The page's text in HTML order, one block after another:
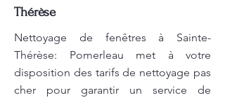
Thérèse
Nettoyage de fenêtres à Sainte-
Thérèse: Pomerleau met à votre
disposition des tarifs de nettoyage pas
cher pour garantir un service de